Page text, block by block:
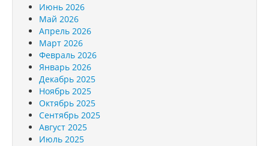
Июнь 2026
Май 2026
Апрель 2026
Март 2026
Февраль 2026
Январь 2026
Декабрь 2025
Ноябрь 2025
Октябрь 2025
Сентябрь 2025
Август 2025
Июль 2025